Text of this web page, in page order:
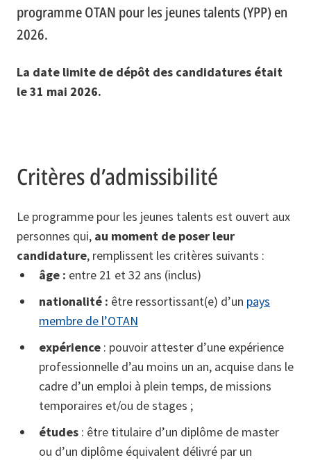
programme OTAN pour les jeunes talents (YPP) en
2026.
La date limite de dépôt des candidatures était
le 31 mai 2026.
Critères d’admissibilité
Le programme pour les jeunes talents est ouvert aux
personnes qui, au moment de poser leur
candidature, remplissent les critères suivants :
âge : entre 21 et 32 ans (inclus)
nationalité : être ressortissant(e) d’un pays
membre de l’OTAN
expérience : pouvoir attester d’une expérience
professionnelle d’au moins un an, acquise dans le
cadre d’un emploi à plein temps, de missions
temporaires et/ou de stages ;
études : être titulaire d’un diplôme de master
ou d’un diplôme équivalent délivré par un